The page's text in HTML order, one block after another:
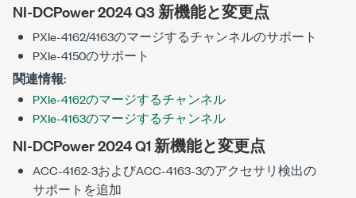
NI-DCPower 2024 Q3 新機能と変更点
PXIe-4162/4163のマージするチャンネルのサポート
PXIe-4150のサポート
関連情報:
PXIe-4162のマージするチャンネル
PXIe-4163のマージするチャンネル
NI-DCPower 2024 Q1 新機能と変更点
ACC-4162-3およびACC-4163-3のアクセサリ検出の
サポートを追加